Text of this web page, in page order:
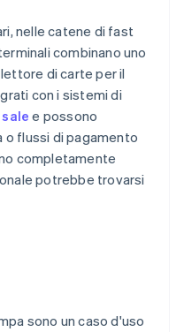
nelle catene di fast
combinano uno
di carte per il
con i sistemi di
e possono
flussi di pagamento
completamente
potrebbe trovarsi
sono un caso d'uso